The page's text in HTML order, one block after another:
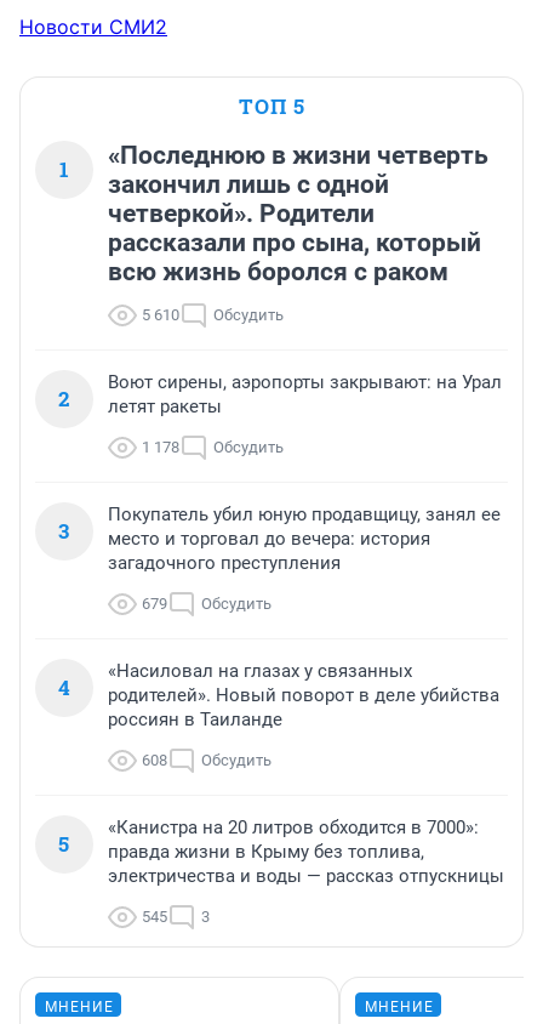
Новости СМИ2
ТОП 5
1
«Последнюю в жизни четверть
закончил лишь с одной
четверкой». Родители
рассказали про сына, который
всю жизнь боролся с раком
5 610 Обсудить
2
Воют сирены, аэропорты закрывают: на Урал
летят ракеты
1 178 Обсудить
3
Покупатель убил юную продавщицу, занял ее
место и торговал до вечера: история
загадочного преступления
679 Обсудить
4
«Насиловал на глазах у связанных
родителей». Новый поворот в деле убийства
россиян в Таиланде
608 Обсудить
5
«Канистра на 20 литров обходится в 7000»:
правда жизни в Крыму без топлива,
электричества и воды — рассказ отпускницы
545 3
МНЕНИЕ МНЕНИЕ